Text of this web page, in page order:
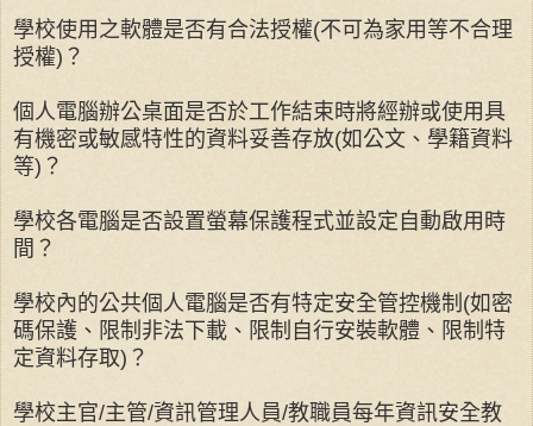
學校使用之軟體是否有合法授權(不可為家用等不合理
授權)？
個人電腦辦公桌面是否於工作結束時將經辦或使用具
有機密或敏感特性的資料妥善存放(如公文、學籍資料
等)？
學校各電腦是否設置螢幕保護程式並設定自動啟用時
間？
學校內的公共個人電腦是否有特定安全管控機制(如密
碼保護、限制非法下載、限制自行安裝軟體、限制特
定資料存取)？
學校主官/主管/資訊管理人員/教職員每年資訊安全教